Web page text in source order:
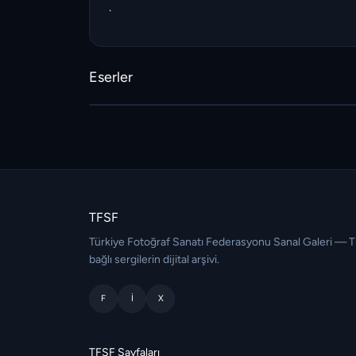
.
Eserler
TFSF
Türkiye Fotoğraf Sanatı Federasyonu Sanal Galeri —
bağlı sergilerin dijital arşivi.
F I X
TFSF Sayfaları